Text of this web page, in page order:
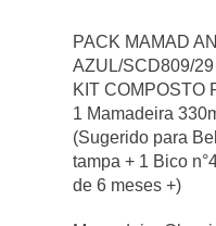
PACK MAMAD
AZUL/SCD809/29
KIT COMPOSTO
1 Mamadeira
(Sugerido para
tampa + 1 Bico
de 6 meses +)